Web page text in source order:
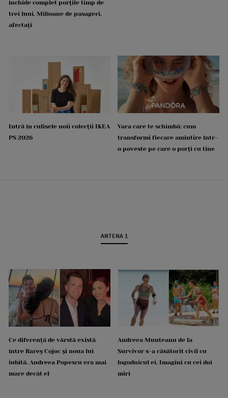
închide complet porțile timp de
trei luni. Milioane de pasageri,
afectați
Intră în culisele noii colecții IKEA
PS 2026
Vara care te schimbă: cum
transformi fiecare amintire într-
o poveste pe care o porți cu tine
ANTENA 1
Ce diferență de vârstă există
între Rareș Cojoc și noua lui
iubită. Andreea Popescu era mai
mare decât el
Andreea Munteanu de la
Survivor s-a căsătorit civil cu
logodnicul ei. Imagini cu cei doi
miri